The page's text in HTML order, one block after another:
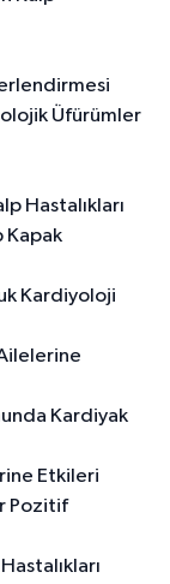
Üfürümler
Hastalıkları
Kapak
Kardiyoloji
Kardiyak
Etkileri
Pozitif